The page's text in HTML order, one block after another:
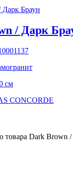
/ Дарк
см
CONCORDE
товара Dark Brown